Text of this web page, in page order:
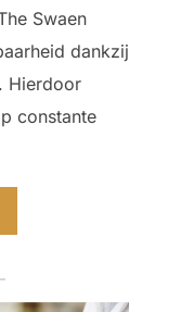
Swaen
dankzij
Hierdoor
constante